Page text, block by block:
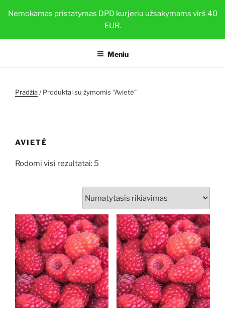
Nemokamas pristatymas DPD kurjeriu užsakymams virš 40
EUR.
prie BRAŠKIŲ DAIGAI
Sveiki ir stiprūs augalai su TOP-PLANT™
Meniu
Pradžia/ Produktai su žymomis “Avietė”
AVIETĖ
Rodomi visi rezultatai: 5